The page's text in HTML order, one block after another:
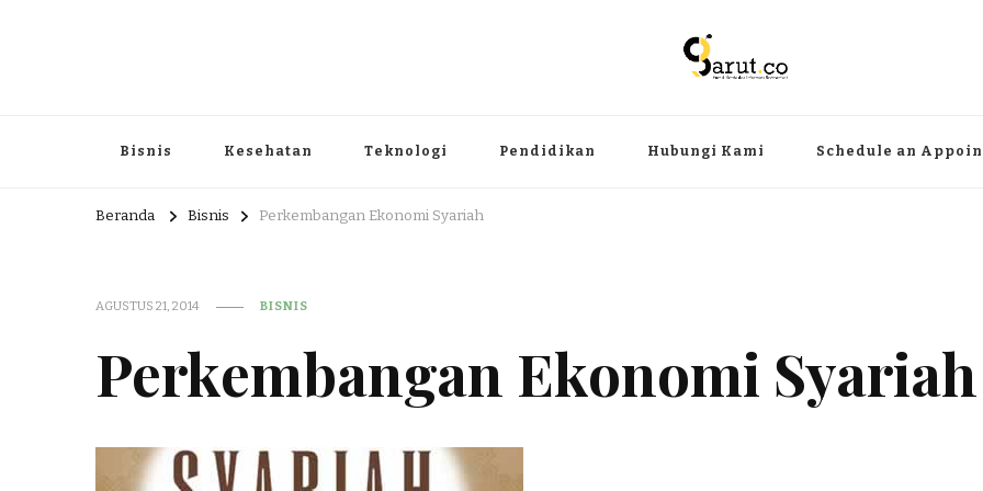
Bisnis Kesehatan Teknologi Pendidikan Hubungi Kami Schedule an
Beranda Bisnis Perkembangan Ekonomi Syariah
AGUSTUS 21, 2014 BISNIS
Perkembangan Ekonomi Syariah